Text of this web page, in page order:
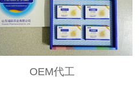
OEM代工